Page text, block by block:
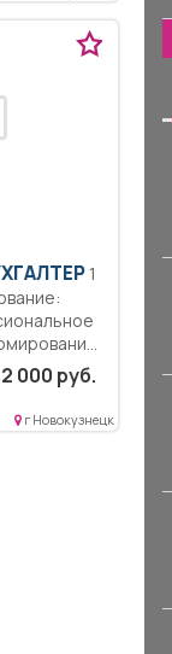
1
000 руб.
г Новокузнецк